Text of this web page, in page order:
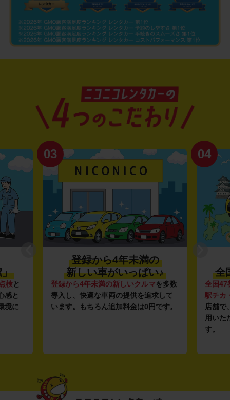
」
検と
感と
境に
03
登録から4年未満の
新しい車がいっぱい♪
登録から4年未満の新しいクルマを多数
導入し、快適な車両の提供を追求して
います。もちろん追加料金は0円です。
04
全
全国47
駅チカ
店舗で
用いた
す。